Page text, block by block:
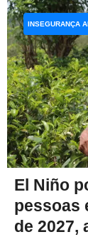
El Niño
pessoas
de 2027,
INSEGURANÇA